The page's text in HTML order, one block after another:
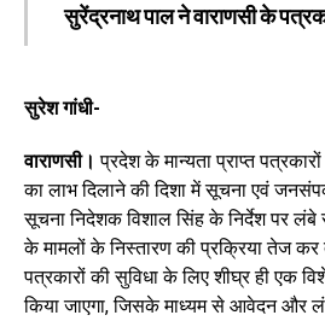
सुरेंद्रनाथ पाल ने वाराणसी के
सुरेश गांधी-
वाराणसी। प्रदेश के मान्यता प्राप्त
का लाभ दिलाने की दिशा में सूचना एवं
सूचना निदेशक विशाल सिंह के निर्देश पर
के मामलों के निस्तारण की प्रक्रिया तेज
पत्रकारों की सुविधा के लिए शीघ्र ही एक
किया जाएगा, जिसके माध्यम से आवेदन और